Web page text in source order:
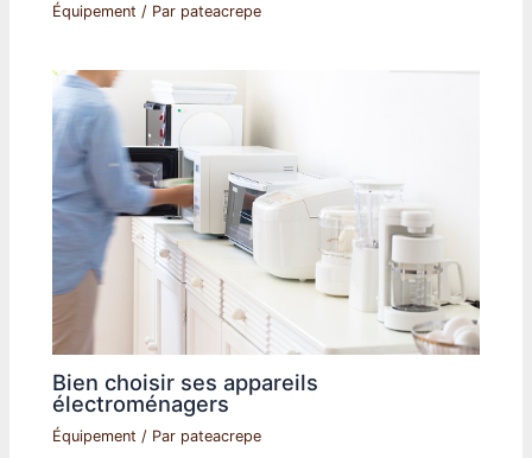
Équipement / Par pateacrepe
Bien choisir ses appareils
électroménagers
Équipement / Par pateacrepe